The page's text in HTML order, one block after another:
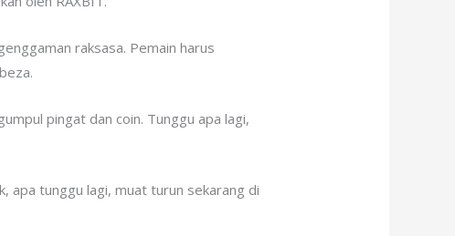
raksasa. Pemain harus
pingat dan coin. Tunggu apa lagi,
apa tunggu lagi, muat turun sekarang di